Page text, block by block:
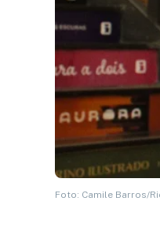
Foto: Camile Barros/